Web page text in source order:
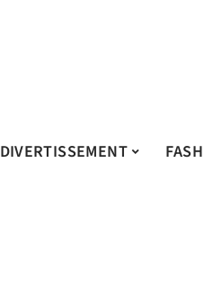
DIVERTISSEMENT